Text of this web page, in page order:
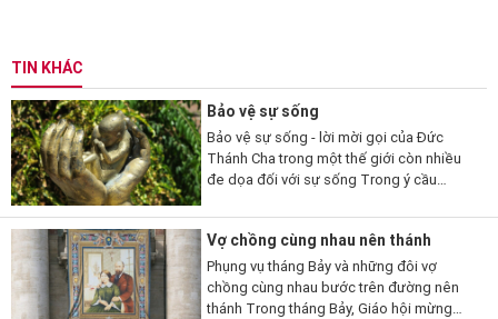
TIN KHÁC
Bảo vệ sự sống
Bảo vệ sự sống - lời mời gọi của Đức
Thánh Cha trong một thế giới còn nhiều
đe dọa đối với sự sống Trong ý cầu
XIV mời gọi các tín hữu...
Vợ chồng cùng nhau nên thánh
Phụng vụ tháng Bảy và những đôi vợ
chồng cùng nhau bước trên đường nên
thánh Trong tháng Bảy, Giáo hội mừng